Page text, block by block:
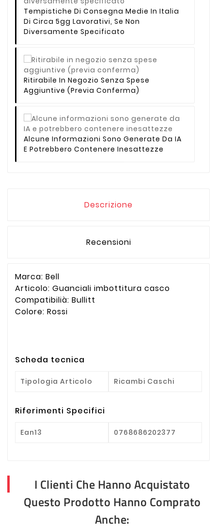
Tempistiche Di Consegna Medie In Italia
Di Circa 5gg Lavorativi, Se Non
Diversamente Specificato
Ritirabile In Negozio Senza Spese
Aggiuntive (previa Conferma)
Alcune Informazioni Sono Generate Da IA
E Potrebbero Contenere Inesattezze
Descrizione
Recensioni
Marca: Bell
Articolo: Guanciali imbottitura casco
Compatibilià: Bullitt
Colore: Rossi
Scheda tecnica
Tipologia Articolo Ricambi Caschi
Riferimenti Specifici
Ean13 0768686202377
I Clienti Che Hanno Acquistato
Questo Prodotto Hanno Comprato
Anche: